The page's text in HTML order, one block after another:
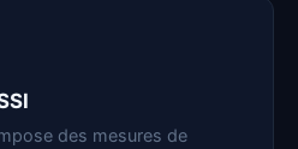
des mesures de